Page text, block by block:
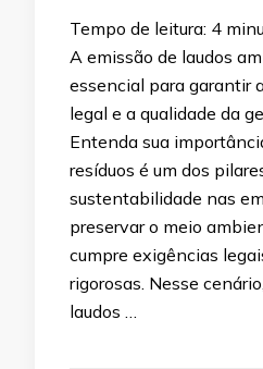
Tempo de leitura: 4
A emissão de laudos
essencial para garantir
legal e a qualidade da
Entenda sua
resíduos é um dos
sustentabilidade nas
preservar o meio
cumpre exigências
rigorosas. Nesse
laudos …